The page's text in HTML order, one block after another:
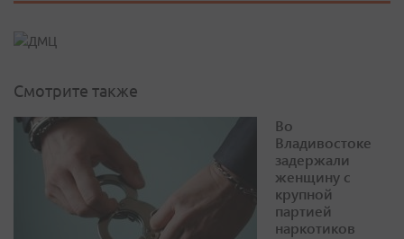
Смотрите также
Во
Владивостоке
задержали
женщину с
крупной
партией
наркотиков